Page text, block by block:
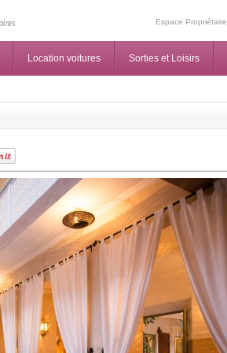
Espace Propriétaire
Location voitures Sorties et Loisirs